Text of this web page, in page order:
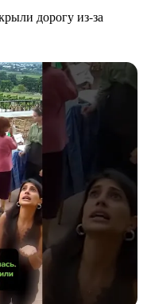
дорогу из-за